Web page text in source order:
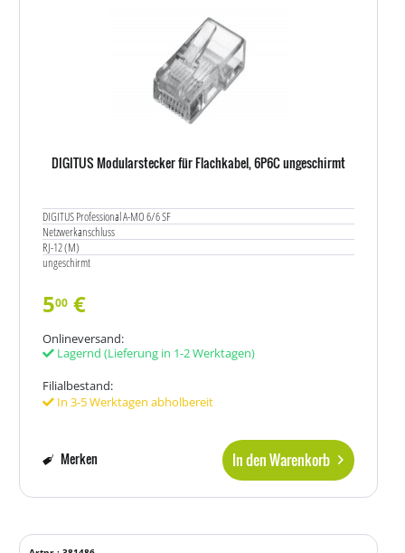
DIGITUS Modularstecker für Flachkabel, 6P6C ungeschirmt
DIGITUS Professional A-MO 6/6 SF
Netzwerkanschluss
RJ-12 (M)
ungeschirmt
500 €
Onlineversand:
Lagernd (Lieferung in 1-2 Werktagen)
Filialbestand:
In 3-5 Werktagen abholbereit
In den Warenkorb
Merken